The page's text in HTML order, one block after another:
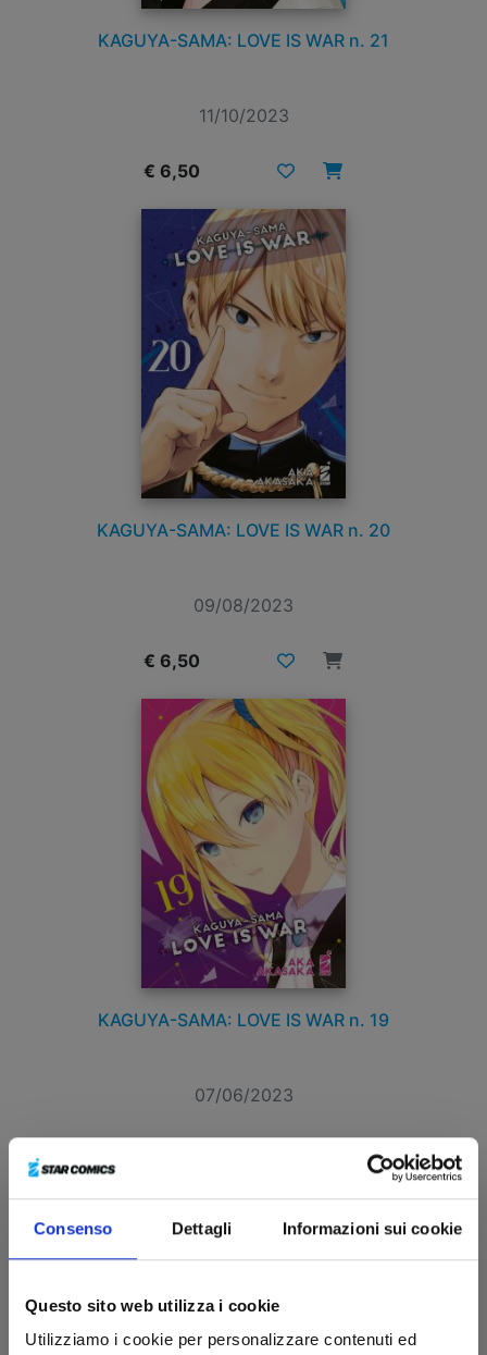
Consenso Dettagli Informazioni sui cookie
Questo sito web utilizza i cookie
Utilizziamo i cookie per personalizzare contenuti ed
KAGUYA-SAMA: LOVE IS WAR n. 21
11/10/2023
€ 6,50
KAGUYA-SAMA: LOVE IS WAR n. 20
09/08/2023
€ 6,50
KAGUYA-SAMA: LOVE IS WAR n. 19
07/06/2023